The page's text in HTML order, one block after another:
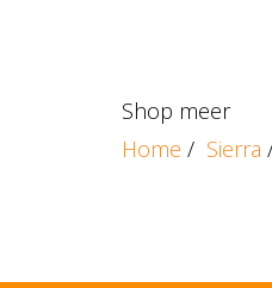
Shop meer
Home / Sierra